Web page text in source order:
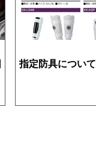
指定防具について